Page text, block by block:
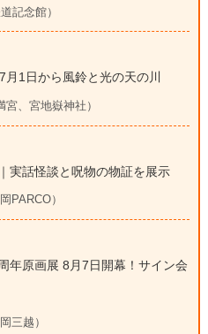
記念館）
1日から風鈴と光の天の川
、宮地嶽神社）
実話怪談と呪物の物証を展示
PARCO）
年原画展 8月7日開幕！サイン会
三越）